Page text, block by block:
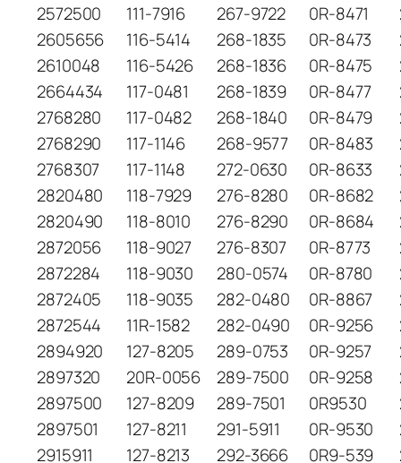
2572500
111-7916 267-9722 0R-8471
2605656
116-5414 268-1835 0R-8473
2610048
116-5426 268-1836 0R-8475
2664434
117-0481 268-1839 0R-8477
2768280
117-0482 268-1840 0R-8479
2768290
117-1146 268-9577 0R-8483
2768307
117-1148 272-0630 0R-8633
2820480
118-7929 276-8280 0R-8682
2820490
118-8010 276-8290 0R-8684
2872056
118-9027 276-8307 0R-8773
2872284
118-9030 280-0574 0R-8780
2872405
118-9035 282-0480 0R-8867
2872544
11R-1582 282-0490 0R-9256
2894920
127-8205 289-0753 0R-9257
2897320
20R-0056 289-7500 0R-9258
2897500
127-8209 289-7501 0R9530
2897501
127-8211 291-5911 0R-9530
2915911
127-8213 292-3666 0R9-539